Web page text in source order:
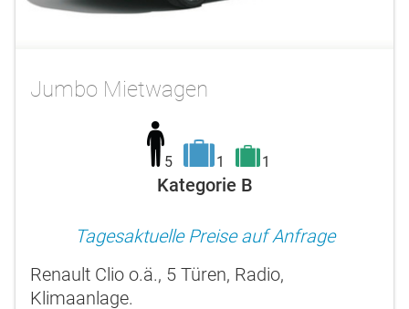
Jumbo Mietwagen
5 1 1
Kategorie B
Tagesaktuelle Preise auf Anfrage
Renault Clio o.ä., 5 Türen, Radio,
Klimaanlage.